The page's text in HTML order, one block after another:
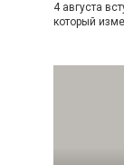
4 августа
который